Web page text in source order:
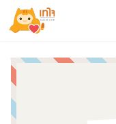
รู้จักเทใจ
เกี่ยวกับเรา